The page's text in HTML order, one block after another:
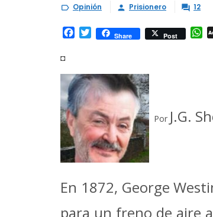
 Opinión  Prisionero  12
Facebook
TwitterShare Post
◘
Por J.G.
En 1872, George
para un freno de aire